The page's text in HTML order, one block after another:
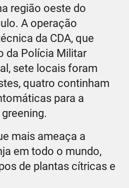
região oeste do
A operação
da CDA, que
da Polícia Militar
sete locais foram
quatro continham
para a
mais ameaça a
em todo o mundo,
de plantas cítricas e